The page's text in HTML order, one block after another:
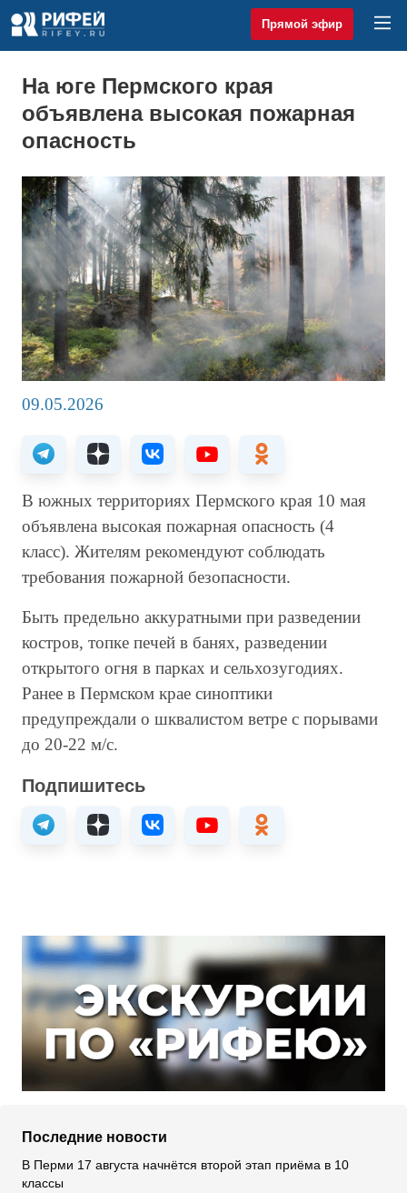
Прямой эфир
На юге Пермского края
объявлена высокая пожарная
опасность
09.05.2026
В южных территориях Пермского края 10 мая
объявлена высокая пожарная опасность (4
класс). Жителям рекомендуют соблюдать
требования пожарной безопасности.
Быть предельно аккуратными при разведении
костров, топке печей в банях, разведении
открытого огня в парках и сельхозугодиях.
Ранее в Пермском крае синоптики
предупреждали о шквалистом ветре с порывами
до 20-22 м/с.
Подпишитесь
Последние новости
В Перми 17 августа начнётся второй этап приёма в 10
классы